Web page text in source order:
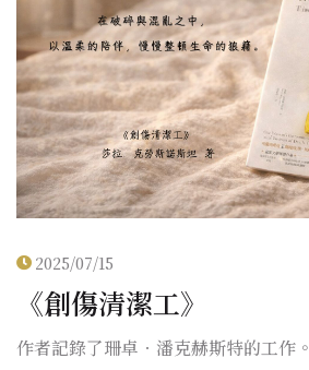
2025/07/15
《創傷清潔工》
作者記錄了珊卓．潘克赫斯特的工作。